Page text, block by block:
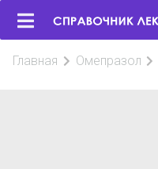
Главная Омепразол